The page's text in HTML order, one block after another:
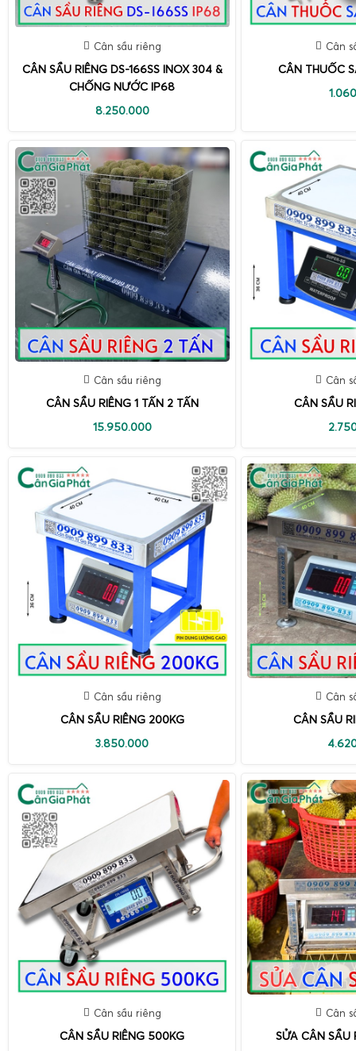
Cân sầu riêng
CÂN SẦU RIÊNG DS-166SS INOX 304 &
CHỐNG NƯỚC IP68
8.250.000
Cân
CÂN THUỐC
Cân sầu riêng
CÂN SẦU RIÊNG 1 TẤN 2 TẤN
15.950.000
Cân
CÂN SẦU
Cân sầu riêng
CÂN SẦU RIÊNG 200KG
3.850.000
Cân
CÂN SẦU
Cân sầu riêng
CÂN SẦU RIÊNG 500KG
Cân
SỬA CÂN SẦU